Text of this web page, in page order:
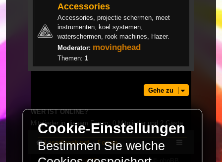
Accessories
Accessories, projectie schermen, meet
instrumenten, koel systemen,
waterschermen, rook machines, Hazer.
Moderator: movinghead
Themen: 1
Gehe zu
WER IST ONLINE?
Mitglieder in diesem Forum: 0 Mitglieder und 2 Gäste
LaserFreak.net Forum
Cookie-Einstellungen
Bestimmen Sie welche